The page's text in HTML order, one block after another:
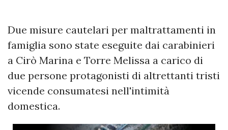
Due misure cautelari per maltrattamenti in
famiglia sono state eseguite dai carabinieri
a Cirò Marina e Torre Melissa a carico di
due persone protagonisti di altrettanti tristi
vicende consumatesi nell'intimità
domestica.